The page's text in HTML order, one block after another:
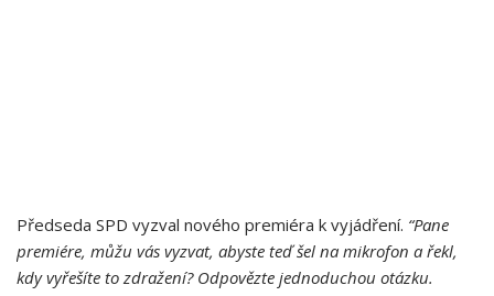
Předseda SPD vyzval nového premiéra k vyjádření. “Pane
premiére, můžu vás vyzvat, abyste teď šel na mikrofon a řekl,
kdy vyřešíte to zdražení? Odpovězte jednoduchou otázku.